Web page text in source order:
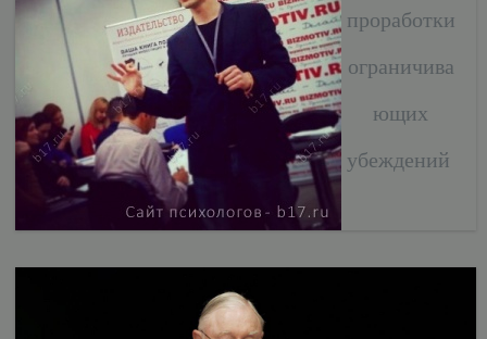
проработки
ограничива
ющих
убеждений